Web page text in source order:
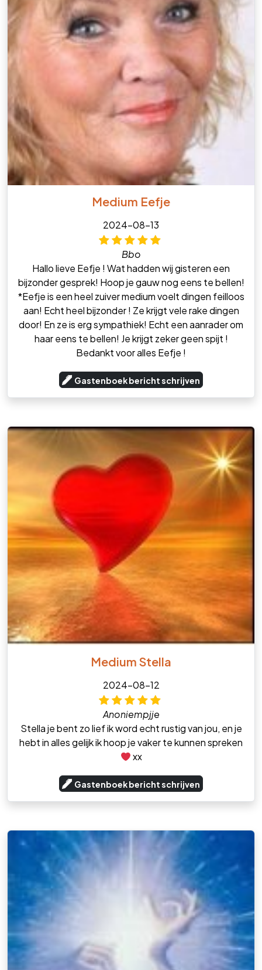
Medium Eefje
2024-08-13
Bbo
Hallo lieve Eefje ! Wat hadden wij gisteren een
bijzonder gesprek! Hoop je gauw nog eens te bellen!
*Eefje is een heel zuiver medium voelt dingen feilloos
aan! Echt heel bijzonder ! Ze krijgt vele rake dingen
door! En ze is erg sympathiek! Echt een aanrader om
haar eens te bellen! Je krijgt zeker geen spijt !
Bedankt voor alles Eefje !
Gastenboek bericht schrijven
Medium Stella
2024-08-12
Anoniempjje
Stella je bent zo lief ik word echt rustig van jou, en je
hebt in alles gelijk ik hoop je vaker te kunnen spreken
xx
Gastenboek bericht schrijven